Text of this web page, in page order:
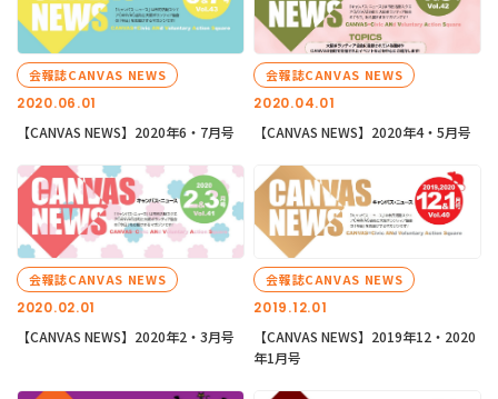
2020.06.01
会報誌CANVAS NEWS
【CANVAS NEWS】2020年6・7月号
2020.04.01
会報誌CANVAS NEWS
【CANVAS NEWS】2020年4・5月号
2020.02.01
会報誌CANVAS NEWS
【CANVAS NEWS】2020年2・3月号
2019.12.01
会報誌CANVAS NEWS
【CANVAS NEWS】2019年12・2020
年1月号